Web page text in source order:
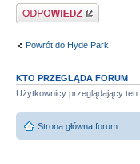
Odpowiedz
Powrót do Hyde Park
KTO PRZEGLĄDA FORUM
Użytkownicy przeglądający
Strona główna forum